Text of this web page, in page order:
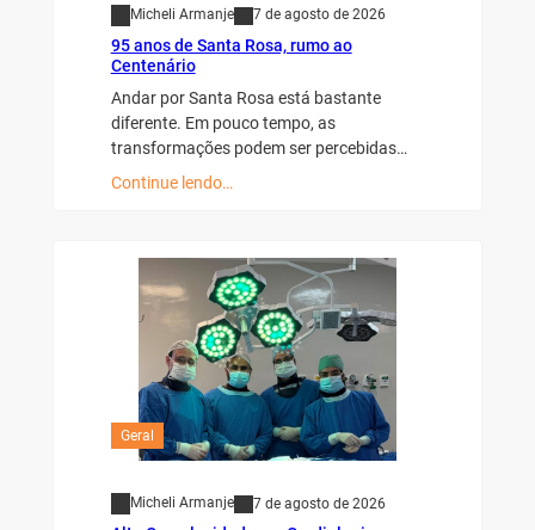
Micheli Armanje 7 de agosto de 2026
95 anos de Santa Rosa, rumo ao
Centenário
Andar por Santa Rosa está bastante
diferente. Em pouco tempo, as
transformações podem ser percebidas…
Continue lendo…
Geral
Micheli Armanje 7 de agosto de 2026